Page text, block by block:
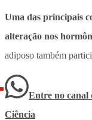
Uma das principais
alteração nos
adiposo também
Entre no canal
Ciência